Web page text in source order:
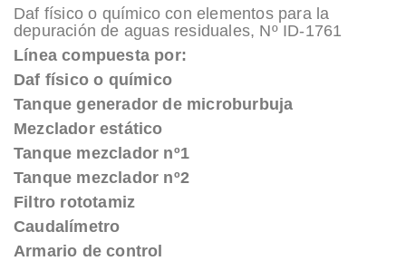
Daf físico o químico con elementos para la
depuración de aguas residuales, Nº ID-1761
Línea compuesta por:
Daf físico o químico
Tanque generador de microburbuja
Mezclador estático
Tanque mezclador nº1
Tanque mezclador nº2
Filtro rototamiz
Caudalímetro
Armario de control